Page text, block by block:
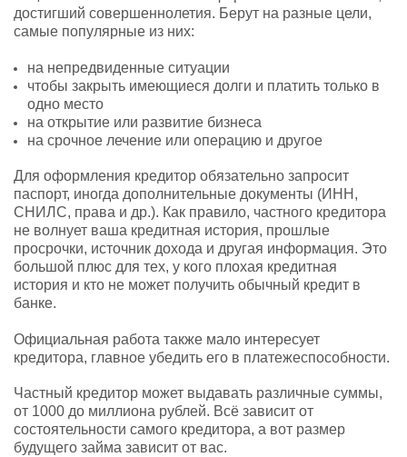
достигший совершеннолетия. Берут на разные цели,
самые популярные из них:
на непредвиденные ситуации
чтобы закрыть имеющиеся долги и платить только в
одно место
на открытие или развитие бизнеса
на срочное лечение или операцию и другое
Для оформления кредитор обязательно запросит
паспорт, иногда дополнительные документы (ИНН,
СНИЛС, права и др.). Как правило, частного кредитора
не волнует ваша кредитная история, прошлые
просрочки, источник дохода и другая информация. Это
большой плюс для тех, у кого плохая кредитная
история и кто не может получить обычный кредит в
банке.
Официальная работа также мало интересует
кредитора, главное убедить его в платежеспособности.
Частный кредитор может выдавать различные суммы,
от 1000 до миллиона рублей. Всё зависит от
состоятельности самого кредитора, а вот размер
будущего займа зависит от вас.